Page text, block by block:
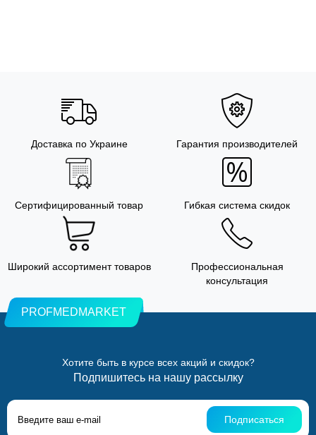
Доставка по Украине Гарантия производителей
Сертифицированный товар Гибкая система скидок
Широкий ассортимент товаров
Профессиональная
консультация
PROFMEDMARKET
Хотите быть в курсе всех акций и скидок?
Подпишитесь на нашу рассылку
Подписаться